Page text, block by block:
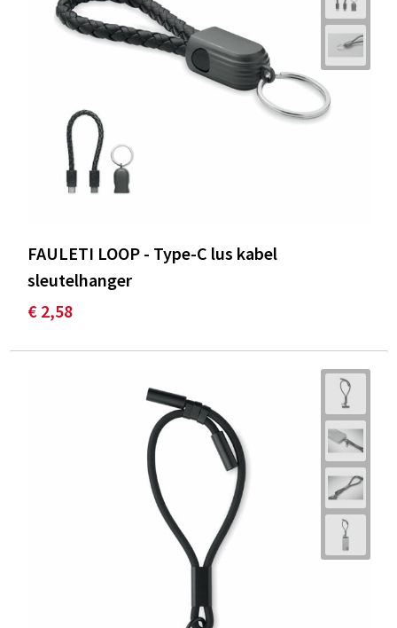
FAULETI LOOP - Type-C lus kabel
sleutelhanger
€ 2,58